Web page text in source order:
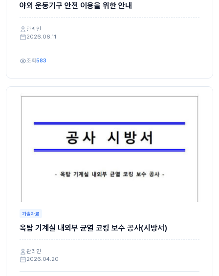
야외 운동기구 안전 이용을 위한 안내
관리인
2026.06.11
조회583
기술자료
옥탑 기계실 내외부 균열 코킹 보수 공사(시방서)
관리인
2026.04.20